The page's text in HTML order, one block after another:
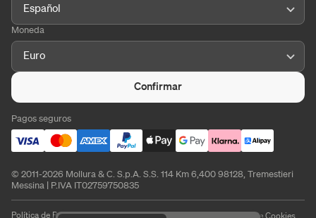
Español
Moneda
Euro
Confirmar
Pagos seguros
© 2011-2026 Mollura & C. S.p.A. S.S. 114 Km 6,400 98128, Tremestieri
Messina | P.IVA IT02759750835
Política de PrivacidadPolítica de CookiesAviso Legal